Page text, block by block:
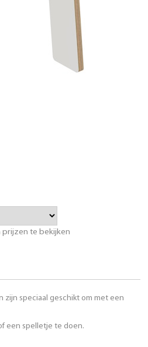
prijzen te bekijken
zijn speciaal geschikt om met een
een spelletje te doen.